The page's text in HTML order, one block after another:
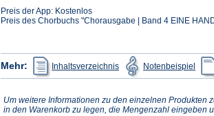
Preis der App: Kostenlos
Preis des Chorbuchs "Chorausgabe | Band 4 EINE
Mehr: Inhaltsverzeichnis
(Öffnet
in
einem
Tab)
Notenbeispiel in
Tab)
Um weitere Informationen zu den einzelnen Produkten
in den Warenkorb zu legen, die Mengenzahl eingeben